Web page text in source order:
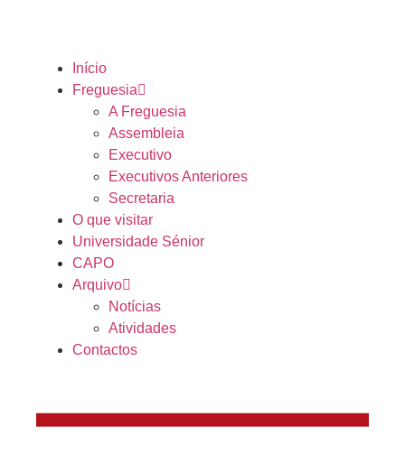
Início
Freguesia
A Freguesia
Assembleia
Executivo
Executivos Anteriores
Secretaria
O que visitar
Universidade Sénior
CAPO
Arquivo
Notícias
Atividades
Contactos